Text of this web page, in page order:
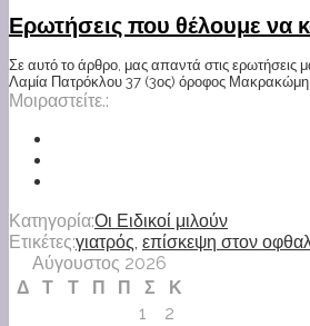
Ερωτήσεις που θέλουμε να
Σε αυτό το άρθρο, μας απαντά στις ερωτήσεις
Λαμία Πατρόκλου 37 (3ος) όροφος
Μοιραστείτε.:
Κατηγορία:Οι Ειδικοί μιλούν
Ετικέτες:γιατρός, επίσκεψη στον
Αύγουστος 2026
Δ
Τ Τ Π Π Σ
Κ
1
2